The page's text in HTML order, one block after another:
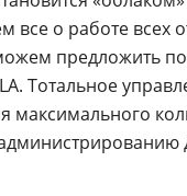
все о работе всех
предложить
Тотальное
максимального